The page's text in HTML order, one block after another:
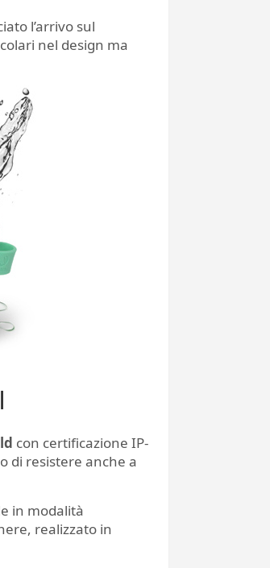
l’arrivo sul
nel design ma
con certificazione IP-
di resistere anche a
in modalità
realizzato in